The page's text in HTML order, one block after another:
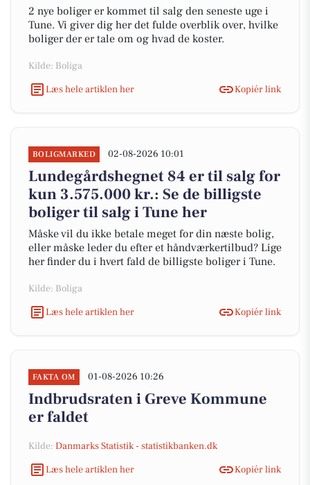
2 nye boliger er kommet til salg den seneste uge i
Tune. Vi giver dig her det fulde overblik over, hvilke
boliger der er tale om og hvad de koster.
Kilde: Boliga
Læs hele artiklen her
Kopiér link
BOLIGMARKED 02-08-2026 10:01
Lundegårdshegnet 84 er til salg for
kun 3.575.000 kr.: Se de billigste
boliger til salg i Tune her
Måske vil du ikke betale meget for din næste bolig,
eller måske leder du efter et håndværkertilbud? Lige
her finder du i hvert fald de billigste boliger i Tune.
Kilde: Boliga
Læs hele artiklen her
Kopiér link
FAKTA OM 01-08-2026 10:26
Indbrudsraten i Greve Kommune
er faldet
Kilde: Danmarks Statistik - statistikbanken.dk
Læs hele artiklen her
Kopiér link